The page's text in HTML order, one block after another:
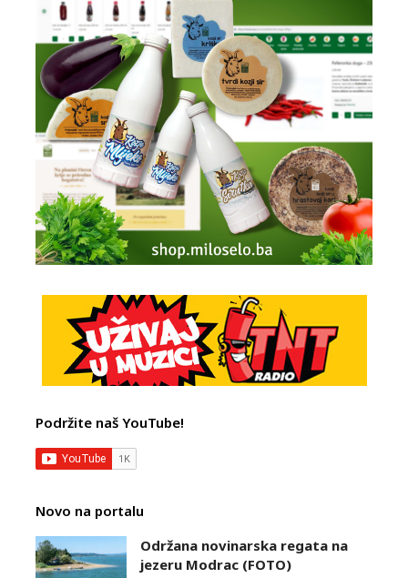
Podržite naš YouTube!
Novo na portalu
Održana novinarska regata na
jezeru Modrac (FOTO)